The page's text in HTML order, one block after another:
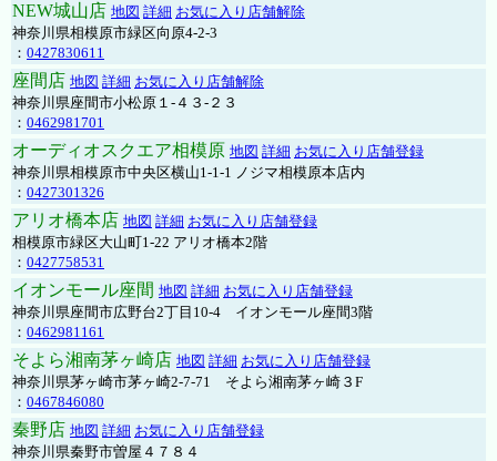
NEW城山店 地図 詳細 お気に入り店舗解除
神奈川県相模原市緑区向原4-2-3
： 0427830611
座間店 地図 詳細 お気に入り店舗解除
神奈川県座間市小松原１-４３-２３
： 0462981701
オーディオスクエア相模原 地図 詳細 お気に入り店舗登録
神奈川県相模原市中央区横山1-1-1 ノジマ相模原本店内
： 0427301326
アリオ橋本店 地図 詳細 お気に入り店舗登録
相模原市緑区大山町1-22 アリオ橋本2階
： 0427758531
イオンモール座間 地図 詳細 お気に入り店舗登録
神奈川県座間市広野台2丁目10-4 イオンモール座間3階
： 0462981161
そよら湘南茅ヶ崎店 地図 詳細 お気に入り店舗登録
神奈川県茅ヶ崎市茅ヶ崎2‐7‐71 そよら湘南茅ヶ崎３F
： 0467846080
秦野店 地図 詳細 お気に入り店舗登録
神奈川県秦野市曽屋４７８４